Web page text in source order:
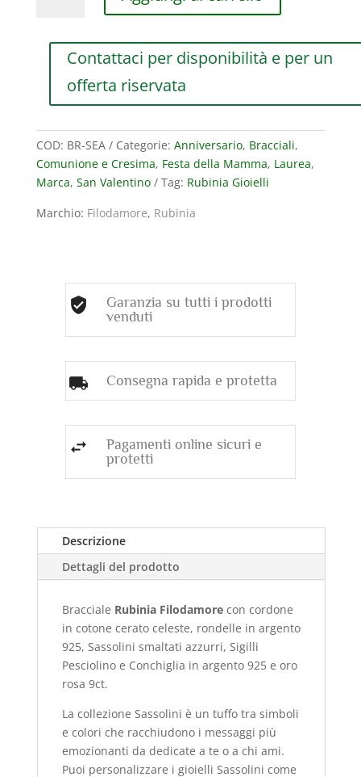
FILODAMORE
CORDONE
RONDELLE
ARGENTO
925,
SASSOLINI
SMALTATI
ARGENTO
quantità
Contattaci per disponibilità e per un
offerta riservata
COD: BR-SEA Categorie: Anniversario, Bracciali,
Comunione e Cresima, Festa della Mamma, Laurea,
Marca, San Valentino Tag: Rubinia Gioielli
Marchio: Filodamore, Rubinia
Garanzia su tutti i prodotti
venduti
Consegna rapida e protetta
Pagamenti online sicuri e
protetti
Descrizione
Dettagli del prodotto
Bracciale Rubinia Filodamore con cordone
in cotone cerato celeste, rondelle in argento
925, Sassolini smaltati azzurri, Sigilli
Pesciolino e Conchiglia in argento 925 e oro
rosa 9ct.
La collezione Sassolini è un tuffo tra simboli
e colori che racchiudono i messaggi più
emozionanti da dedicate a te o a chi ami.
Puoi personalizzare i gioielli Sassolini come